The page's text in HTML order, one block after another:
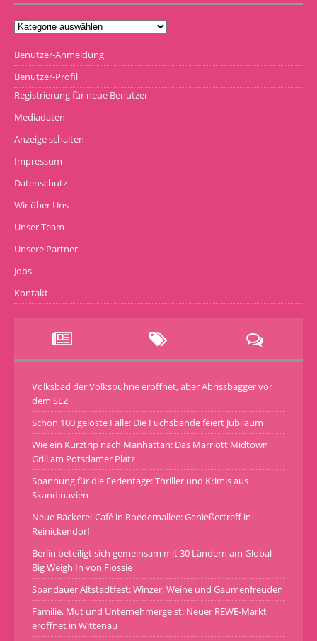
Benutzer-Anmeldung
Benutzer-Profil
Registrierung für neue Benutzer
Mediadaten
Anzeige schalten
Impressum
Datenschutz
Wir über Uns
Unser Team
Unsere Partner
Jobs
Kontakt
Volksbad der Volksbühne eröffnet, aber Abrissbagger vor
dem SEZ
Schon 100 gelöste Fälle: Die Fuchsbande feiert Jubiläum
Wie ein Kurztrip nach Manhattan: Das Marriott Midtown
Grill am Potsdamer Platz
Spannung für die Ferientage: Thriller und Krimis aus
Skandinavien
Neue Bäckerei-Café in Roedernallee: Genießertreff in
Reinickendorf
Berlin beteiligt sich gemeinsam mit 30 Ländern am Global
Big Weigh In von Flossie
Spandauer Altstadtfest: Winzer, Weine und Gaumenfreuden
Familie, Mut und Unternehmergeist: Neuer REWE-Markt
eröffnet in Wittenau